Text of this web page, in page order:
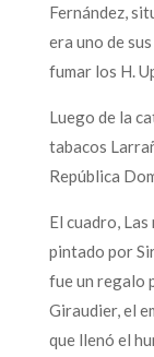
Fernández,
era uno de
fumar los H.
Luego de la
tabacos
República
El cuadro,
pintado por
fue un regalo
Giraudier, el
que llenó el